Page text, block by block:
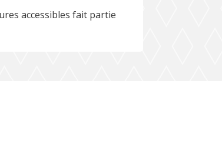
accessibles fait partie